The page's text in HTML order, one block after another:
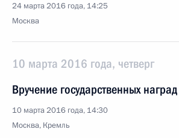
24 марта 2016 года, 14:25
Москва
10 марта 2016 года, четверг
Вручение государственных наград
10 марта 2016 года, 14:30
Москва, Кремль